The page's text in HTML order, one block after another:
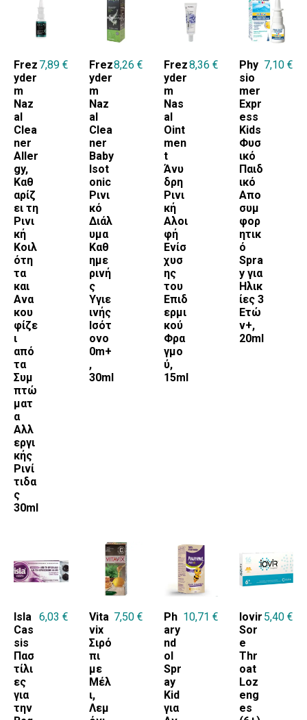
ΤΡΟΧΙΣΚΟΙ ΓΙΑ
ΛΑΙΜΟ
BRANDS
CUBE PHARMA
ESI
FREZYDERM
OTRISALIN
PHYSIOMER
Frez
yder
m
Naz
al
Clea
ner
Aller
gy,
Καθ
αρίζ
ει τη
Ρινι
κή
Κοιλ
ότη
τα
και
Ανα
κου
φίζε
ι
από
τα
Συμ
πτώ
ματ
α
Αλλ
εργι
κής
Ρινί
τιδα
ς
30ml
7,89 €
Frez
yder
m
Naz
al
Clea
ner
Baby
Isot
onic
Ρινι
κό
Διάλ
υμα
Καθ
ημε
ρινή
ς
Υγιε
ινής
Ισότ
ονο
0m+
,
30ml
8,26 €
Frez
yder
m
Nas
al
Oint
men
t
Άνυ
δρη
Ρινι
κή
Αλοι
φή
Ενίσ
χυσ
ης
του
Επιδ
ερμι
κού
Φρα
γμο
ύ,
15ml
8,36 €
Phy
sio
mer
Expr
ess
Kids
Φυσ
ικό
Παιδ
ικό
Απο
συμ
φορ
ητικ
ό
Spra
y για
Ηλικ
ίες 3
Ετώ
ν+,
20ml
7,10 €
Isla
Cas
sis
Πασ
τίλι
ες
για
την
6,03 €
Vita
vix
Σιρό
πι
με
Μέλ
ι,
Λεμ
7,50 €
Ph
ary
nd
ol
Spr
ay
Kid
για
10,71 €
Iovir
Sor
e
Thr
oat
Loz
eng
es
5,40 €